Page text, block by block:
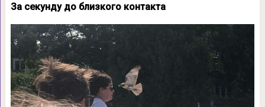
За секунду до близкого контакта